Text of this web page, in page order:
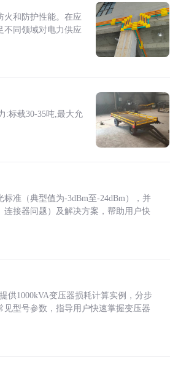
火和防护性能。在应
不同领域对电力供应
:标载30-35吨,最大允
准（典型值为-3dBm至-24dBm），并
接器问题）及解决方案，帮助用户快
供1000kVA变压器损耗计算实例，分步
见型号参数，指导用户快速掌握变压器